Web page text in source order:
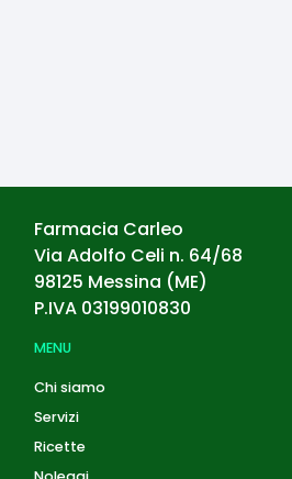
Farmacia Carleo
Via Adolfo Celi n. 64/68
98125 Messina (ME)
P.IVA 03199010830
MENU
Chi siamo
Servizi
Ricette